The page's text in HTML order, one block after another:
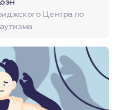
Центра по